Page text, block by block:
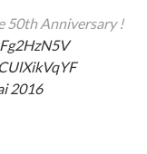
50th Anniversary !
2016